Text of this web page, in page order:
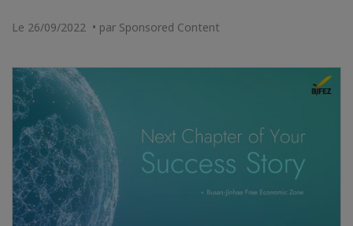
Le 26/09/2022 • par Sponsored Content